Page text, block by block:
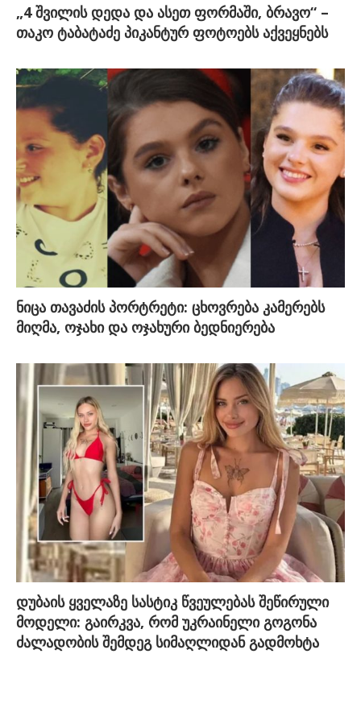
„4 შვილის დედა და ასეთ ფორმაში, ბრავო“ –
თაკო ტაბატაძე პიკანტურ ფოტოებს აქვეყნებს
ნიცა თავაძის პორტრეტი: ცხოვრება კამერებს
მიღმა, ოჯახი და ოჯახური ბედნიერება
დუბაის ყველაზე სასტიკ წვეულებას შეწირული
მოდელი: გაირკვა, რომ უკრაინელი გოგონა
ძალადობის შემდეგ სიმაღლიდან გადმოხტა